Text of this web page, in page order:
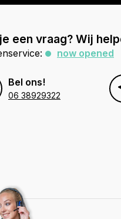
een vraag? Wij
now opened
Bel ons!
06 38929322